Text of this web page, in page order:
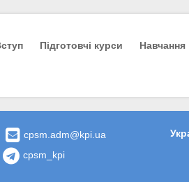
Пiдготовчi курси Навчання
cpsm.adm@kpi.ua
cpsm_kpi